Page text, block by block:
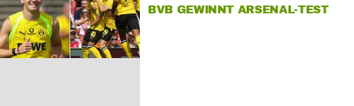
BVB GEWINNT ARSENAL-TEST